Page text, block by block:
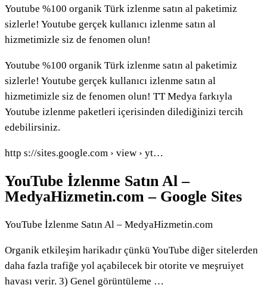
Youtube %100 organik Türk izlenme satın al paketimiz
sizlerle! Youtube gerçek kullanıcı izlenme satın al
hizmetimizle siz de fenomen olun!
Youtube %100 organik Türk izlenme satın al paketimiz
sizlerle! Youtube gerçek kullanıcı izlenme satın al
hizmetimizle siz de fenomen olun! TT Medya farkıyla
Youtube izlenme paketleri içerisinden dilediğinizi tercih
edebilirsiniz.
http s://sites.google.com › view › yt…
YouTube İzlenme Satın Al –
MedyaHizmetin.com – Google Sites
YouTube İzlenme Satın Al – MedyaHizmetin.com
Organik etkileşim harikadır çünkü YouTube diğer sitelerden
daha fazla trafiğe yol açabilecek bir otorite ve meşruiyet
havası verir. 3) Genel görüntüleme …